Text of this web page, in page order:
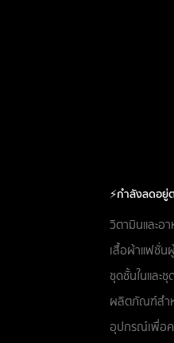
⚡กำลังลดอยู่
วิตามินและอา
เสื้อผ้าแฟชั่
ชุดชั้นในและ
ผลิตภัณฑ์สำ
อุปกรณ์เพื่อ